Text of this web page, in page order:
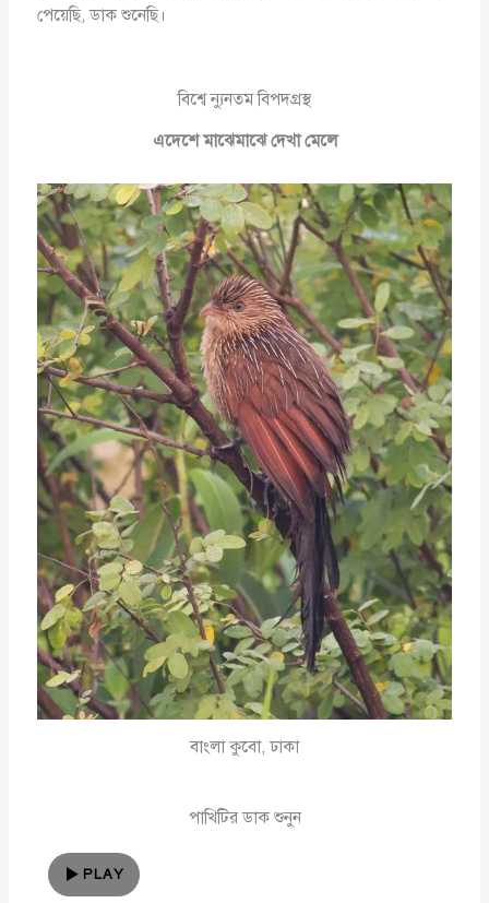
পেয়েছি, ডাক শুনেছি।
বিশ্বে ন্যুনতম বিপদগ্রস্থ
এদেশে মাঝেমাঝে দেখা মেলে
বাংলা কুবো, ঢাকা
পাখিটির ডাক শুনুন
PLAY